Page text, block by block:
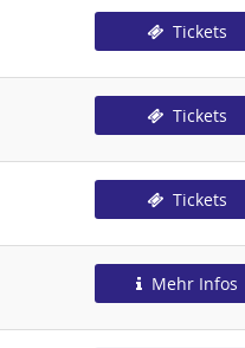
Tickets
Tickets
Tickets
Mehr Infos